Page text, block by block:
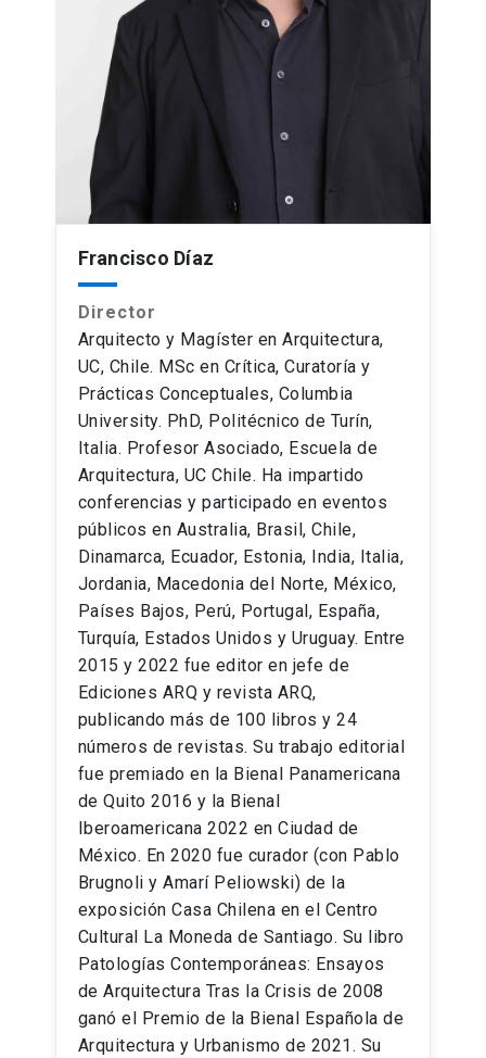
Francisco Díaz
Director
Arquitecto y Magíster en Arquitectura,
UC, Chile. MSc en Crítica, Curatoría y
Prácticas Conceptuales, Columbia
University. PhD, Politécnico de Turín,
Italia. Profesor Asociado, Escuela de
Arquitectura, UC Chile. Ha impartido
conferencias y participado en eventos
públicos en Australia, Brasil, Chile,
Dinamarca, Ecuador, Estonia, India, Italia,
Jordania, Macedonia del Norte, México,
Países Bajos, Perú, Portugal, España,
Turquía, Estados Unidos y Uruguay. Entre
2015 y 2022 fue editor en jefe de
Ediciones ARQ y revista ARQ,
publicando más de 100 libros y 24
números de revistas. Su trabajo editorial
fue premiado en la Bienal Panamericana
de Quito 2016 y la Bienal
Iberoamericana 2022 en Ciudad de
México. En 2020 fue curador (con Pablo
Brugnoli y Amarí Peliowski) de la
exposición Casa Chilena en el Centro
Cultural La Moneda de Santiago. Su libro
Patologías Contemporáneas: Ensayos
de Arquitectura Tras la Crisis de 2008
ganó el Premio de la Bienal Española de
Arquitectura y Urbanismo de 2021. Su